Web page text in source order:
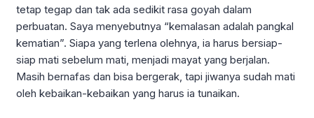
tetap tegap dan tak ada sedikit rasa goyah dalam
perbuatan. Saya menyebutnya “kemalasan adalah pangkal
kematian”. Siapa yang terlena olehnya, ia harus bersiap-
siap mati sebelum mati, menjadi mayat yang berjalan.
Masih bernafas dan bisa bergerak, tapi jiwanya sudah mati
oleh kebaikan-kebaikan yang harus ia tunaikan.